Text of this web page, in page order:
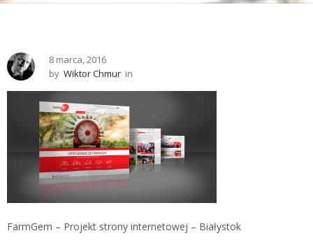
8 marca, 2016
by Wiktor Chmur in
FarmGem – Projekt strony internetowej – Białystok